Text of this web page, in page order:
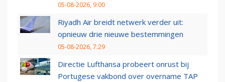
05-08-2026, 9:00
Riyadh Air breidt netwerk verder uit:
opnieuw drie nieuwe bestemmingen
05-08-2026, 7:29
Directie Lufthansa probeert onrust bij
Portugese vakbond over overname TAP